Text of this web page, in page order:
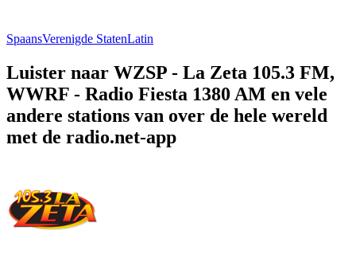
SpaansVerenigde StatenLatin
Luister naar WZSP - La Zeta 105.3 FM,
WWRF - Radio Fiesta 1380 AM en vele
andere stations van over de hele wereld
met de radio.net-app